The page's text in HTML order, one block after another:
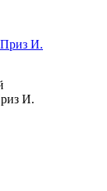
И.
И.